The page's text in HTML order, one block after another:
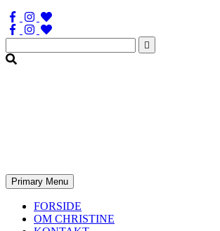
Søg
efter:
Primary Menu
FORSIDE
OM CHRISTINE